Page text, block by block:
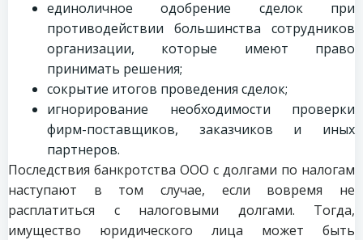
единоличное одобрение сделок при
противодействии большинства сотрудников
организации, которые имеют право
принимать решения;
сокрытие итогов проведения сделок;
игнорирование необходимости проверки
фирм-поставщиков, заказчиков и иных
партнеров.
Последствия банкротства ООО с долгами по налогам
наступают в том случае, если вовремя не
расплатиться с налоговыми долгами. Тогда,
имущество юридического лица может быть